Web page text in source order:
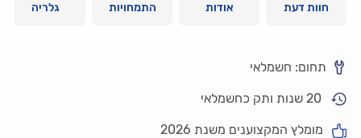
חוות דעת אודות התמחויות גלריה
תחום: חשמלאי
20 שנות ותק כחשמלאי
מומלץ המקצוענים משנת 2026